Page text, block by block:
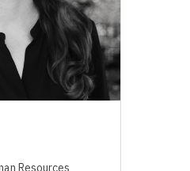
Resources